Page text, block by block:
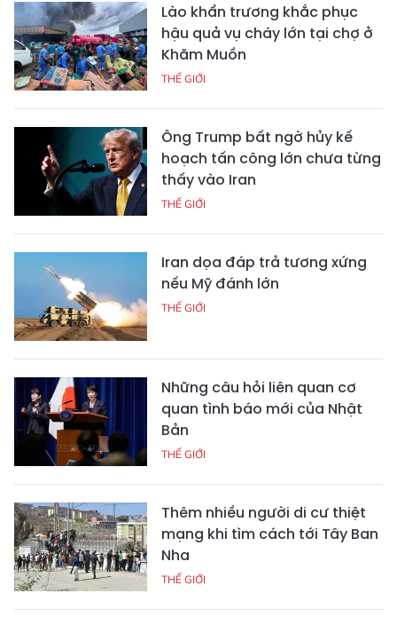
Lào khẩn trương khắc phục
hậu quả vụ cháy lớn tại chợ ở
Khăm Muồn
THẾ GIỚI
Ông Trump bất ngờ hủy kế
hoạch tấn công lớn chưa từng
thấy vào Iran
THẾ GIỚI
Iran dọa đáp trả tương xứng
nếu Mỹ đánh lớn
THẾ GIỚI
Những câu hỏi liên quan cơ
quan tình báo mới của Nhật
Bản
THẾ GIỚI
Thêm nhiều người di cư thiệt
mạng khi tìm cách tới Tây Ban
Nha
THẾ GIỚI